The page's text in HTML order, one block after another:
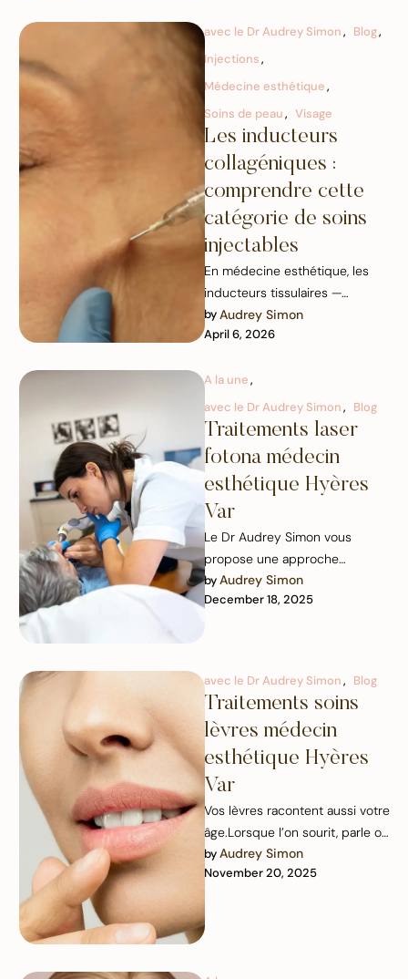
avec le Dr Audrey Simon, Blog,
Injections,
Médecine esthétique,
Soins de peau, Visage
Les inducteurs
collagéniques :
comprendre cette
catégorie de soins
injectables
En médecine esthétique, les
inducteurs tissulaires —
également appelés inducteurs
collagéniques — occupent une
by Audrey Simon
April 6, 2026
A la une,
avec le Dr Audrey Simon, Blog
Traitements laser
fotona médecin
esthétique Hyères
Var
Le Dr Audrey Simon vous
propose une approche
personnalisée autour des
traitements laser SP Dynamis,
by Audrey Simon
December 18, 2025
avec le Dr Audrey Simon, Blog
Traitements soins
lèvres médecin
esthétique Hyères
Var
Vos lèvres racontent aussi votre
âge.Lorsque l’on sourit, parle ou
exprime ses émotions, nos
lèvres sont en mouvement …
by Audrey Simon
November 20, 2025